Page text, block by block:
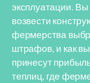
эксплуатации. Вы
возвести
фермерства
штрафов, и как
принесут
теплиц, где